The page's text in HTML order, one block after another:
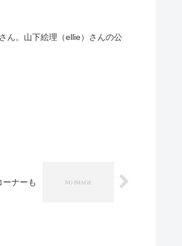
ん。山下絵理（ellie）さんの公
ナーも